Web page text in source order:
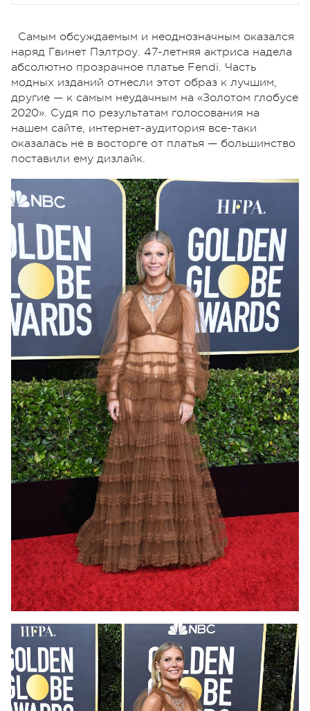
Самым обсуждаемым и неоднозначным оказался
наряд Гвинет Пэлтроу. 47-летняя актриса надела
абсолютно прозрачное платье Fendi. Часть
модных изданий отнесли этот образ к лучшим,
другие — к самым неудачным на «Золотом глобусе
2020». Судя по результатам голосования на
нашем сайте, интернет-аудитория все-таки
оказалась не в восторге от платья — большинство
поставили ему дизлайк.